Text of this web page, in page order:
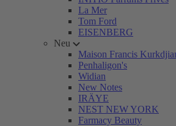
La Mer
Tom Ford
EISENBERG
Neu
Maison Francis
Penhaligon's
Widian
New Notes
IRÄYE
NEST NEW YORK
Farmacy Beauty